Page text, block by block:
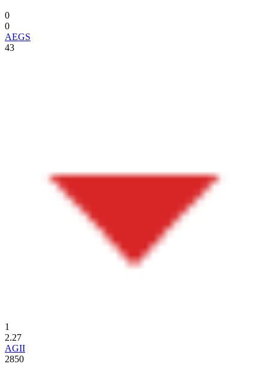
0
0
AEGS
43
1
2.27
AGII
2850